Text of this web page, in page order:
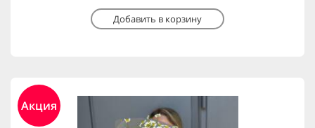
Добавить в корзину
Акция